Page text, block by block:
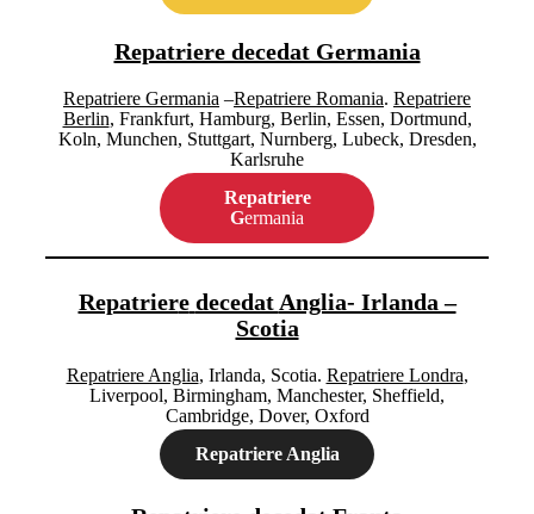
Repatriere decedat Germania
Repatriere Germania –Repatriere Romania. Repatriere
Berlin, Frankfurt, Hamburg, Berlin, Essen, Dortmund,
Koln, Munchen, Stuttgart, Nurnberg, Lubeck, Dresden,
Karlsruhe
Repatriere
Germania
Repatriere decedat Anglia- Irlanda –
Scotia
Repatriere Anglia, Irlanda, Scotia. Repatriere Londra,
Liverpool, Birmingham, Manchester, Sheffield,
Cambridge, Dover, Oxford
Repatriere Anglia